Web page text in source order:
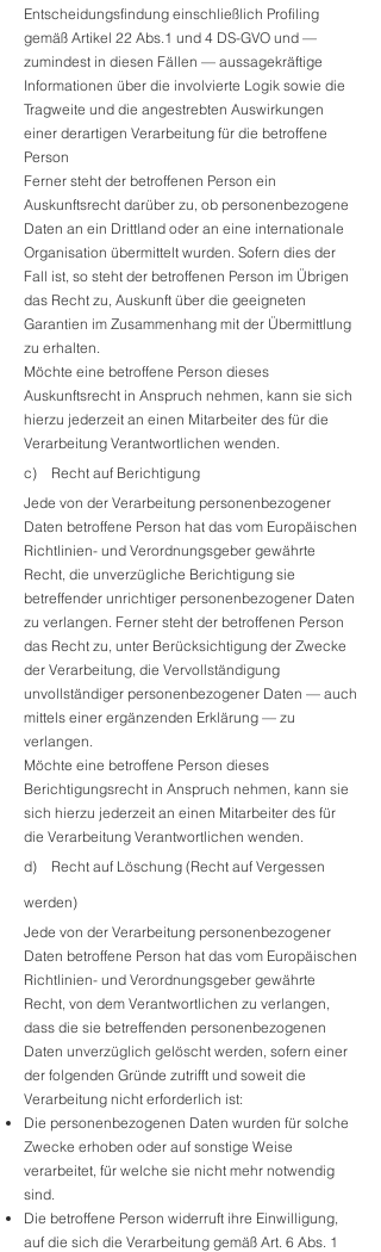
Entscheidungsfindung einschließlich Profiling
gemäß Artikel 22 Abs.1 und 4 DS-GVO und —
zumindest in diesen Fällen — aussagekräftige
Informationen über die involvierte Logik sowie die
Tragweite und die angestrebten Auswirkungen
einer derartigen Verarbeitung für die betroffene
Person
Ferner steht der betroffenen Person ein
Auskunftsrecht darüber zu, ob personenbezogene
Daten an ein Drittland oder an eine internationale
Organisation übermittelt wurden. Sofern dies der
Fall ist, so steht der betroffenen Person im Übrigen
das Recht zu, Auskunft über die geeigneten
Garantien im Zusammenhang mit der Übermittlung
zu erhalten.
Möchte eine betroffene Person dieses
Auskunftsrecht in Anspruch nehmen, kann sie sich
hierzu jederzeit an einen Mitarbeiter des für die
Verarbeitung Verantwortlichen wenden.
c) Recht auf Berichtigung
Jede von der Verarbeitung personenbezogener
Daten betroffene Person hat das vom Europäischen
Richtlinien- und Verordnungsgeber gewährte
Recht, die unverzügliche Berichtigung sie
betreffender unrichtiger personenbezogener Daten
zu verlangen. Ferner steht der betroffenen Person
das Recht zu, unter Berücksichtigung der Zwecke
der Verarbeitung, die Vervollständigung
unvollständiger personenbezogener Daten — auch
mittels einer ergänzenden Erklärung — zu
verlangen.
Möchte eine betroffene Person dieses
Berichtigungsrecht in Anspruch nehmen, kann sie
sich hierzu jederzeit an einen Mitarbeiter des für
die Verarbeitung Verantwortlichen wenden.
d) Recht auf Löschung (Recht auf Vergessen
werden)
Jede von der Verarbeitung personenbezogener
Daten betroffene Person hat das vom Europäischen
Richtlinien- und Verordnungsgeber gewährte
Recht, von dem Verantwortlichen zu verlangen,
dass die sie betreffenden personenbezogenen
Daten unverzüglich gelöscht werden, sofern einer
der folgenden Gründe zutrifft und soweit die
Verarbeitung nicht erforderlich ist:
Die personenbezogenen Daten wurden für solche
Zwecke erhoben oder auf sonstige Weise
verarbeitet, für welche sie nicht mehr notwendig
sind.
Die betroffene Person widerruft ihre Einwilligung,
auf die sich die Verarbeitung gemäß Art. 6 Abs. 1